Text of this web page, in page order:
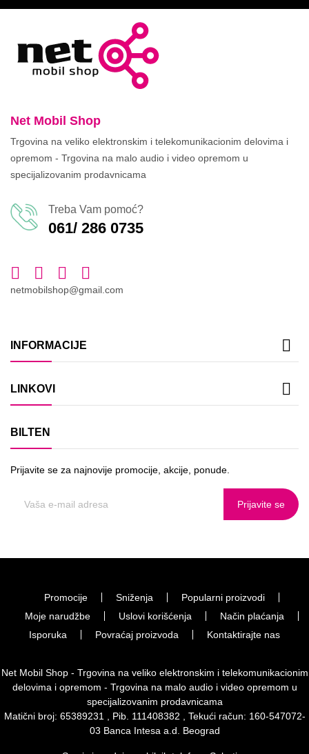
Net Mobil Shop
Trgovina na veliko elektronskim i telekomunikacionim delovima i
opremom - Trgovina na malo audio i video opremom u
specijalizovanim prodavnicama
Treba Vam pomoć?
061/ 286 0735
netmobilshop@gmail.com
INFORMACIJE 
LINKOVI 
BILTEN
Prijavite se za najnovije promocije, akcije, ponude.
Prijavite se
Promocije Sniženja
Popularni proizvodi
Moje narudžbe
Uslovi korišćenja
Način plaćanja
Isporuka
Povraćaj proizvoda Kontaktirajte nas
Net Mobil Shop - Trgovina na veliko elektronskim i telekomunikacionim
delovima i opremom - Trgovina na malo audio i video opremom u
specijalizovanim prodavnicama
Matični broj: 65389231 , Pib. 111408382 , Tekući račun: 160-547072-
03 Banca Intesa a.d. Beograd